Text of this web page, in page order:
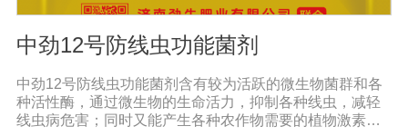
中劲12号防线虫功能菌剂
中劲12号防线虫功能菌剂含有较为活跃的微生物菌群和各
种活性酶，通过微生物的生命活力，抑制各种线虫，减轻
线虫病危害；同时又能产生各种农作物需要的植物激素、